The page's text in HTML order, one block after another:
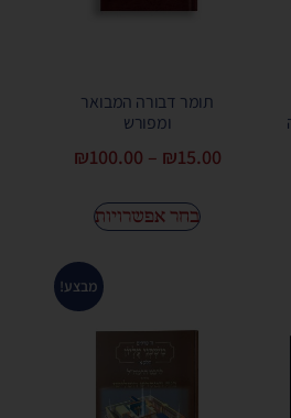
תומר דבורה המבואר
ומפורש
₪15.00
–
₪100.00
בחר אפשרויות
מבצע!